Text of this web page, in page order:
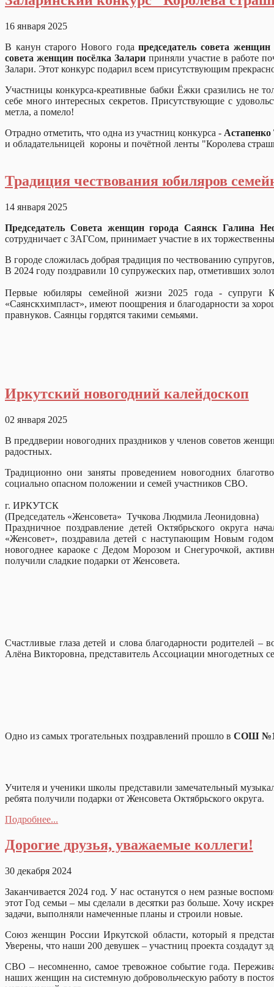
16 января 2025
В канун старого Нового годапредседатель совета
совета женщин посёлка Залари приняли участие в работе
Залари. Этот конкурс подарил всем присутствующим
Участницы конкурса-креативные бабки Ёжки сразились не
себе много интересных секретов. Присутствующие с
метла, а помело!
Отрадно отметить, что одна из участниц конкурса -
и обладательницей короны и почётной ленты "Королева
Традиция чествования юбиляров
14 января 2025
Председатель Совета женщин города Саянск Галина
сотрудничает с ЗАГСом, принимает участие в их
В городе сложилась добрая традиция по чествованию
В 2024 году поздравили 10 супружеских пар, отметивших
Первые юбиляры семейной жизни 2025 года - супруги
«Саянскхимпласт», имеют поощрения и благодарности за
правнуков. Саянцы гордятся такими семьями.
Иркутский новогодний калейдоскоп
02 января 2025
В преддверии новогодних праздников у членов советов
Традиционно они заняты проведением новогодних
социально опасном положении и семей участников СВО.
г. ИРКУТСК
(Председатель «Женсовета» Тучкова Людмила Леонидовна)
Праздничное поздравление детей Октябрьского округа
«Женсовет», поздравила детей с наступающим Новым
новогоднее караоке с Дедом Морозом и Снегурочкой,
получили сладкие подарки от Женсовета.
Счастливые глаза детей и слова благодарности родителей
Алёна Викторовна, представитель Ассоциации многодетных
Одно из самых трогательных поздравлений прошло в СОШ
Учителя и ученики школы представили замечательный
ребята получили подарки от Женсовета Октябрьского округа.
Подробнее...
Дорогие друзья, уважаемые коллеги!
30 декабря 2024
Заканчивается 2024 год. У нас останутся о нем разные
этот Год семьи – мы сделали в десятки раз больше. Хочу
задачи, выполняли намеченные планы и строили новые.
Союз женщин России Иркутской области, который я
Уверены, что наши 200 девушек – участниц проекта
СВО – несомненно, самое тревожное событие года.
наших женщин на системную добровольческую работу в